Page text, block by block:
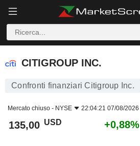
CITIGROUP INC.
CITIGROUP INC.
Confronti finanziari Citigroup Inc.
Mercato chiuso - NYSE 22:04:21 07/08/2026
135,00 USD +0,88%